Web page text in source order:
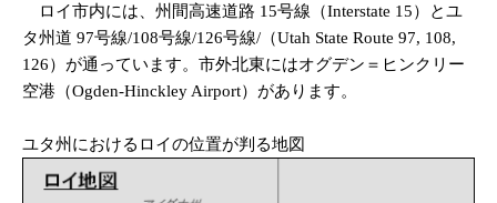
ロイ市内には、州間高速道路 15号線（Interstate 15）とユ
タ州道 97号線/108号線/126号線/（Utah State Route 97, 108,
126）が通っています。市外北東にはオグデン＝ヒンクリー
空港（Ogden-Hinckley Airport）があります。
ユタ州におけるロイの位置が判る地図